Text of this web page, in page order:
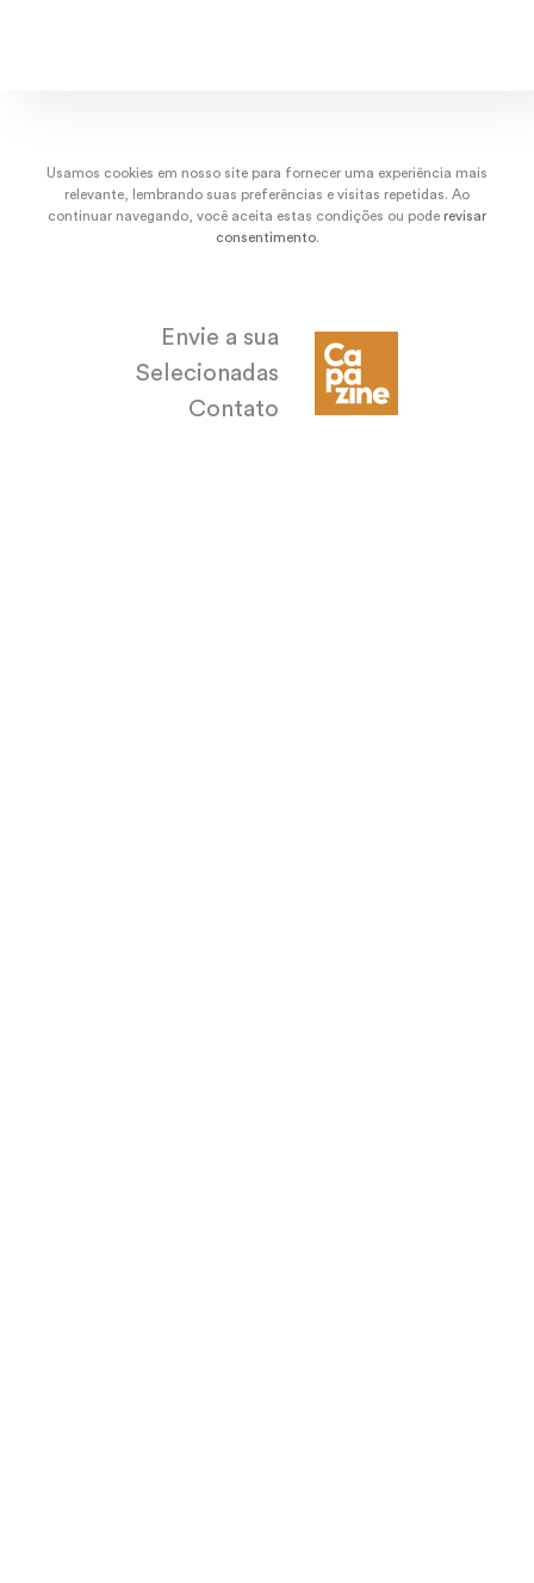
Usamos cookies em nosso site para fornecer uma experiência mais
relevante, lembrando suas preferências e visitas repetidas. Ao
continuar navegando, você aceita estas condições ou pode revisar
consentimento.
Envie a sua
Selecionadas
Contato